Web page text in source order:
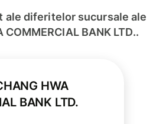
ale diferitelor sucursale ale
BANK LTD..
HWA
BANK LTD.